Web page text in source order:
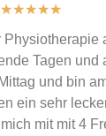
★★★★★
Physiotherapie
Tagen und
und bin
ein sehr
mit mit 4